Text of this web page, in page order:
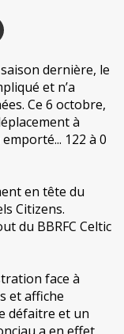
dernière, le
et n’a
Ce 6 octobre,
à
122 à 0
en tête du
Citizens.
du BBRFC Celtic
face à
et affiche
défaitre et un